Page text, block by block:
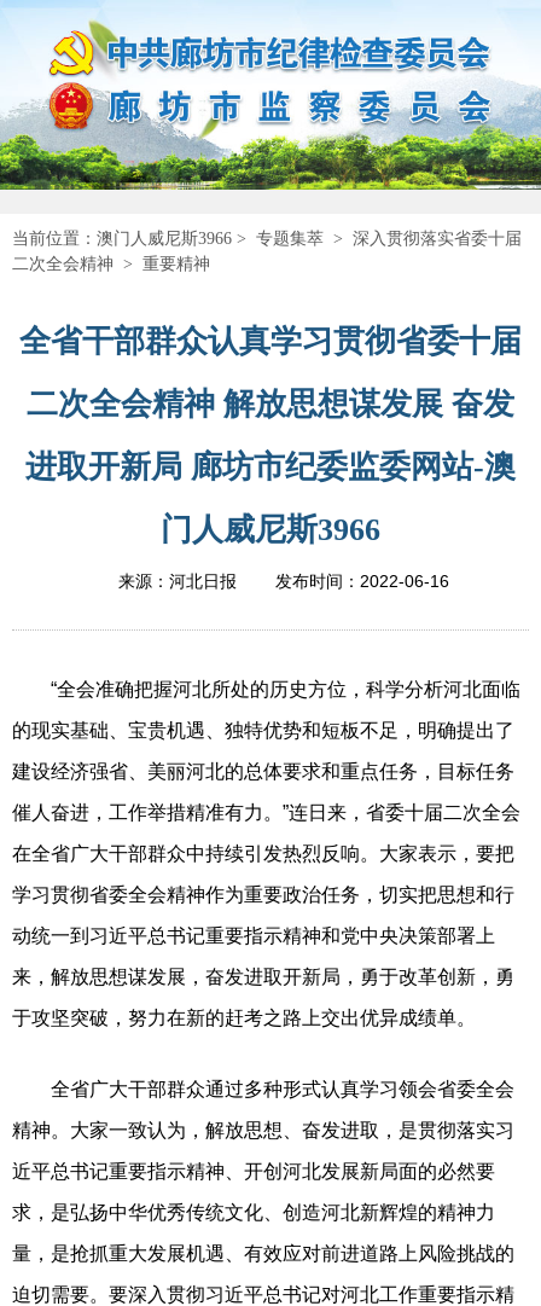
当前位置： 澳门人威尼斯3966 > 专题集萃 > 深入贯彻落实省委十届
二次全会精神 > 重要精神
全省干部群众认真学习贯彻省委十届
二次全会精神 解放思想谋发展 奋发
进取开新局 廊坊市纪委监委网站-澳
门人威尼斯3966
来源：河北日报 发布时间： 2022-06-16
“全会准确把握河北所处的历史方位，科学分析河北面临
的现实基础、宝贵机遇、独特优势和短板不足，明确提出了
建设经济强省、美丽河北的总体要求和重点任务，目标任务
催人奋进，工作举措精准有力。”连日来，省委十届二次全会
在全省广大干部群众中持续引发热烈反响。大家表示，要把
学习贯彻省委全会精神作为重要政治任务，切实把思想和行
动统一到习近平总书记重要指示精神和党中央决策部署上
来，解放思想谋发展，奋发进取开新局，勇于改革创新，勇
于攻坚突破，努力在新的赶考之路上交出优异成绩单。
全省广大干部群众通过多种形式认真学习领会省委全会
精神。大家一致认为，解放思想、奋发进取，是贯彻落实习
近平总书记重要指示精神、开创河北发展新局面的必然要
求，是弘扬中华优秀传统文化、创造河北新辉煌的精神力
量，是抢抓重大发展机遇、有效应对前进道路上风险挑战的
迫切需要。要深入贯彻习近平总书记对河北工作重要指示精